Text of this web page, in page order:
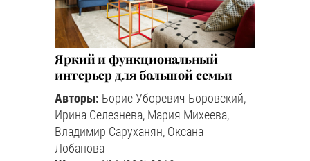
Яркий и функциональный
интерьер для большой семьи
Авторы: Борис Уборевич-Боровский,
Ирина Селезнева, Мария Михеева,
Владимир Саруханян, Оксана
Лобанова